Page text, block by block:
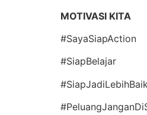
MOTIVASI KITA
#SayaSiapAction
#SiapBelajar
#SiapJadiLebihBaik